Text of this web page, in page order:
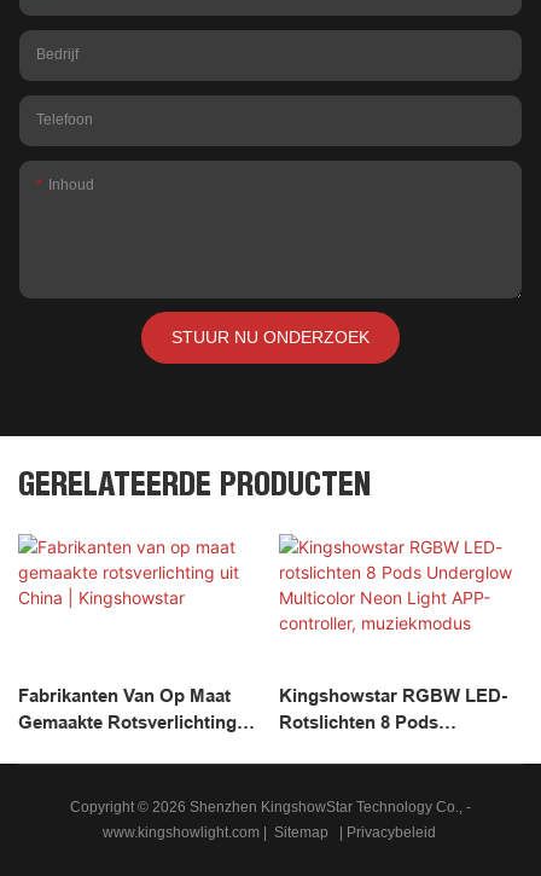
Bedrijf
Telefoon
Inhoud
STUUR NU ONDERZOEK
GERELATEERDE PRODUCTEN
Fabrikanten Van Op Maat
Gemaakte Rotsverlichting
Kingshowstar RGBW LED-
Rotslichten 8 Pods
Muziekmodus
Copyright © 2026 Shenzhen KingshowStar Technology Co., -
www.kingshowlight.com
Sitemap Privacybeleid